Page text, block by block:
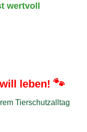
wertvoll
leben! 🐾
Tierschutzalltag